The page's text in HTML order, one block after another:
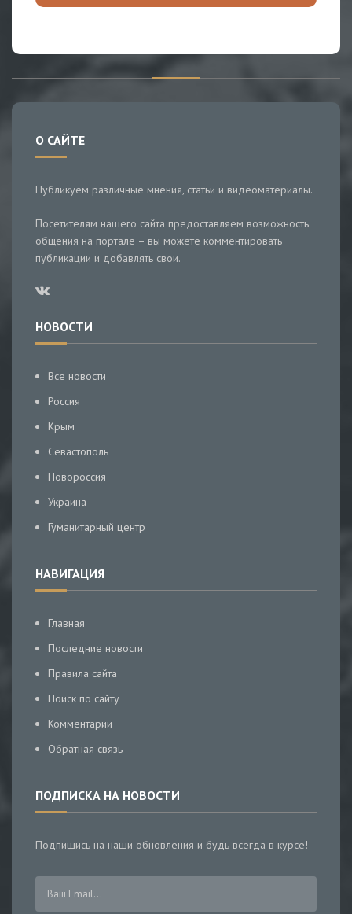
О САЙТЕ
Публикуем различные мнения, статьи и видеоматериалы.
Посетителям нашего сайта предоставляем возможность
общения на портале – вы можете комментировать
публикации и добавлять свои.
НОВОСТИ
Все новости
Россия
Крым
Севастополь
Новороссия
Украина
Гуманитарный центр
НАВИГАЦИЯ
Главная
Последние новости
Правила сайта
Поиск по сайту
Комментарии
Обратная связь
ПОДПИСКА НА НОВОСТИ
Подпишись на наши обновления и будь всегда в курсе!